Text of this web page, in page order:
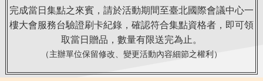
完成當日集點之來賓，請於活動期間至臺北國際會議中心一
樓大會服務台驗證刷卡紀錄，確認符合集點資格者，即可領
取當日贈品，數量有限送完為止。
（主辦單位保留修改、變更活動內容細節之權利）